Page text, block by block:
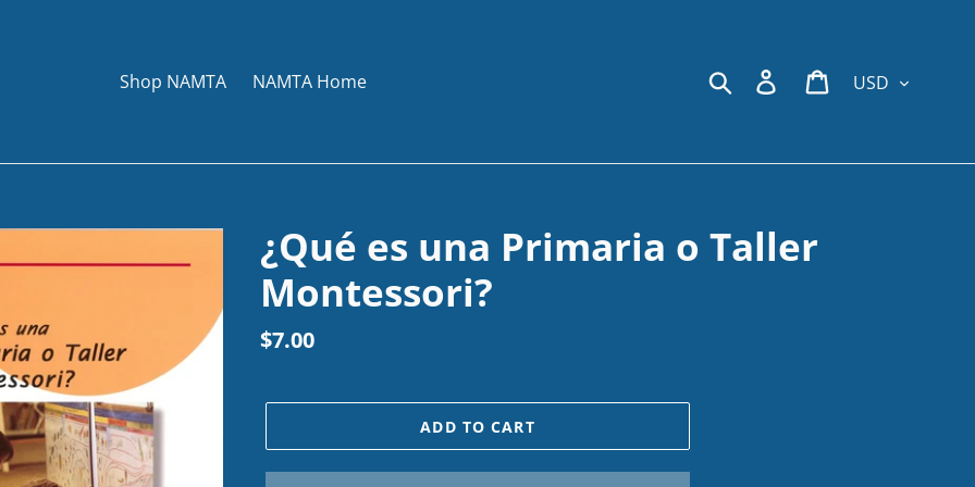
Shop NAMTA NAMTA Home Search Log in Cart
¿Qué es una Primaria o Taller
Montessori?
Regular
$7.00
ADD TO CART